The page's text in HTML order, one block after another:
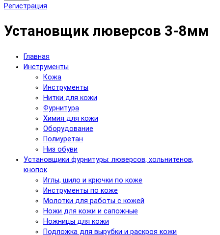
Регистрация
Установщик люверсов 3-8мм
Главная
Инструменты
Кожа
Инструменты
Нитки для кожи
Фурнитура
Химия для кожи
Оборудование
Полиуретан
Низ обуви
Установщики фурнитуры: люверсов, хольнитенов,
кнопок
Иглы, шило и крючки по коже
Инструменты по коже
Молотки для работы с кожей
Ножи для кожи и сапожные
Ножницы для кожи
Подложка для вырубки и раскроя кожи